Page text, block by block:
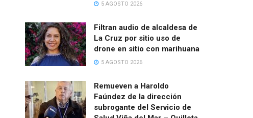
5 AGOSTO 2026
Filtran audio de alcaldesa de
La Cruz por sitio uso de
drone en sitio con marihuana
5 AGOSTO 2026
Remueven a Haroldo
Faúndez de la dirección
subrogante del Servicio de